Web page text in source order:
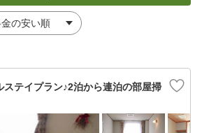
ステイプラン♪2泊から連泊の部屋掃